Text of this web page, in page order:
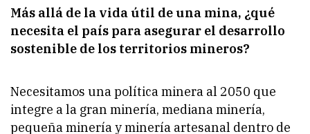
Más allá de la vida útil de una mina, ¿qué
necesita el país para asegurar el desarrollo
sostenible de los territorios mineros?
Necesitamos una política minera al 2050 que
integre a la gran minería, mediana minería,
pequeña minería y minería artesanal dentro de